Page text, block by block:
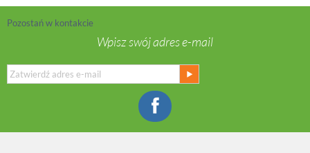
Pozostań w kontakcie
Wpisz swój adres e-mail